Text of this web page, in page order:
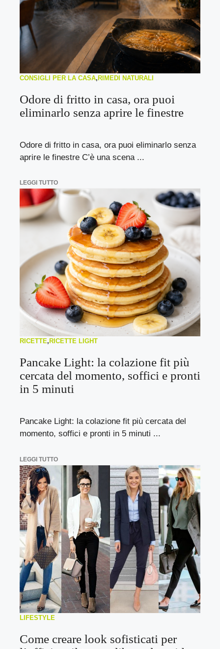
CONSIGLI PER LA CASA,RIMEDI NATURALI
Odore di fritto in casa, ora puoi
eliminarlo senza aprire le finestre
Odore di fritto in casa, ora puoi eliminarlo senza
aprire le finestre C’è una scena ...
LEGGI TUTTO
RICETTE, RICETTE LIGHT
Pancake Light: la colazione fit più
cercata del momento, soffici e pronti
in 5 minuti
Pancake Light: la colazione fit più cercata del
momento, soffici e pronti in 5 minuti ...
LEGGI TUTTO
LIFESTYLE
Come creare look sofisticati per